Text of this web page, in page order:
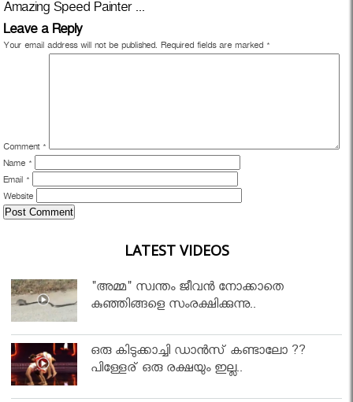
Amazing Speed Painter ...
Leave a Reply
Your email address will not be published. Required fields are marked *
Comment *
Name *
Email *
Website
LATEST VIDEOS
"അമ്മ" സ്വന്തം ജീവൻ നോക്കാതെ
കുഞ്ഞിങ്ങളെ സംരക്ഷിക്കുന്നു..
ഒരു കിടുക്കാച്ചി ഡാൻസ് കണ്ടാലോ ??
പിള്ളേര് ഒരു രക്ഷയും ഇല്ല..